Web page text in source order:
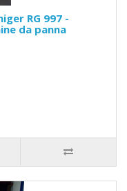
RG 997 -
da panna